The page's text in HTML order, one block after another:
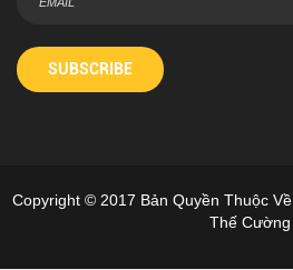
SUBSCRIBE
Copyright © 2017 Bản Quyền Thuộc Về
Thế Cường